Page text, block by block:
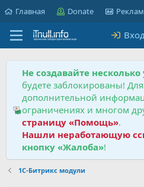
Главная Donate
Не создавайте
будете заблокированы!
дополнительной
ограничениях и многом
страницу «Помощь».
Нашли неработающую
кнопку «Жалоба»!
1С-Битрикс модули